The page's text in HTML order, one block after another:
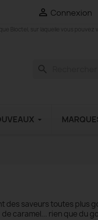
 Connexion
Bloctel, sur laquelle vous pouvez
search
saveurs toutes plus
caramel... rien que du